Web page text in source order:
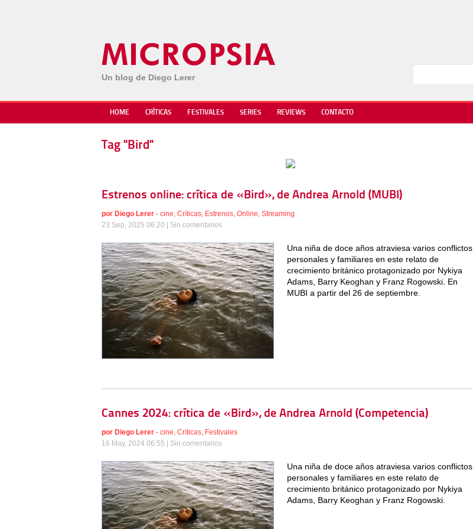
Un blog de Diego Lerer
HOME CRÍTICAS FESTIVALES SERIES REVIEWS CONTACTO
Tag "Bird"
Estrenos online: crítica de «Bird», de Andrea Arnold (MUBI)
por Diego Lerer - cine, Críticas, Estrenos, Online, Streaming
23 Sep, 2025 06:20 | Sin comentarios
Una niña de doce años atraviesa varios conflictos
personales y familiares en este relato de
crecimiento británico protagonizado por Nykiya
Adams, Barry Keoghan y Franz Rogowski. En
MUBI a partir del 26 de septiembre.
Cannes 2024: crítica de «Bird», de Andrea Arnold (Competencia)
por Diego Lerer - cine, Críticas, Festivales
16 May, 2024 06:55 | Sin comentarios
Una niña de doce años atraviesa varios conflictos
personales y familiares en este relato de
crecimiento británico protagonizado por Nykiya
Adams, Barry Keoghan y Franz Rogowski.